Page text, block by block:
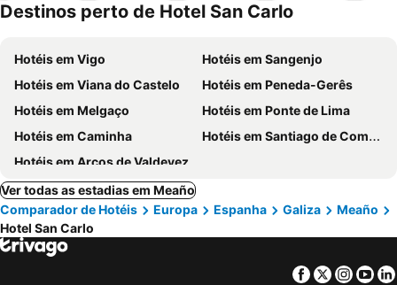
Destinos perto de Hotel San Carlo
Hotéis em Vigo
Hotéis em Sangenjo
Hotéis em Viana do Castelo
Hotéis em Peneda-Gerês
Hotéis em Melgaço
Hotéis em Ponte de Lima
Hotéis em Caminha
Hotéis em Santiago de Compostela
Hotéis em Arcos de Valdevez
Ver todas as estadias em Meaño
Comparador de Hotéis
Europa Espanha Galiza
Meaño
Hotel San Carlo
Facebook
Twitter